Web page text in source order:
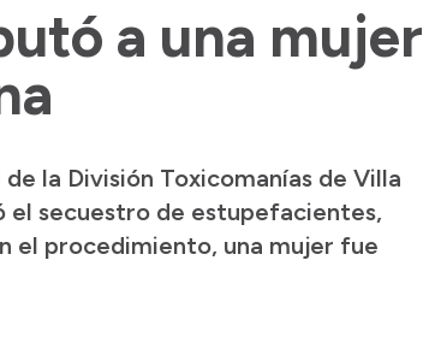
a una mujer
la División Toxicomanías de Villa
el secuestro de estupefacientes,
el procedimiento, una mujer fue